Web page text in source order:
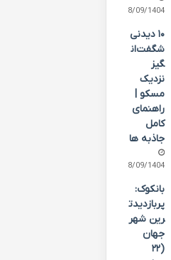
28/09/1404
۱۰ دیدنی
شگفت‌ان
گیز
نزدیک
مسکو |
راهنمای
کامل
جاذبه ها
28/09/1404
بانکوک:
پربازدیدت
رین شهر
جهان
(۲۲